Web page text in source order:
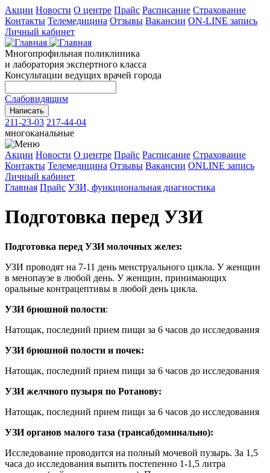
Акции Новости О центре Прайс Расписание Страхование
Контакты Телемедицина Отзывы Вакансии ON-LINE запись
Личный кабинет
Многопрофильная поликлиника
и лаборатория экспертного класса
Консультации ведущих врачей города
Cлабовидящим
Написать
211-23-03 217-44-04
многоканальные
Акции Новости О центре Прайс Расписание Страхование
Контакты Телемедицина Отзывы Вакансии ONLINE запись
Личный кабинет
Главная Прайс УЗИ, функциональная диагностика
Подготовка перед УЗИ
Подготовка перед УЗИ молочных желез:
УЗИ проводят на 7-11 день менструального цикла. У женщин
в менопаузе в любой день. У женщин, принимающих
оральные контрацептивы в любой день цикла.
УЗИ брюшной полости:
Натощак, последний прием пищи за 6 часов до исследования
УЗИ брюшной полости и почек:
Натощак, последний прием пищи за 6 часов до исследования
УЗИ желчного пузыря по Ротанову:
Натощак, последний прием пищи за 6 часов до исследования
УЗИ органов малого таза (трансабдоминально):
Исследование проводится на полный мочевой пузырь. За 1,5
часа до исследования выпить постепенно 1-1,5 литра